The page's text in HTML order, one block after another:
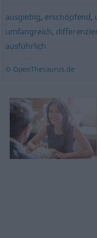
ausgiebig, erschöpfend,
umfangreich,
ausführlich
© OpenThesaurus.de